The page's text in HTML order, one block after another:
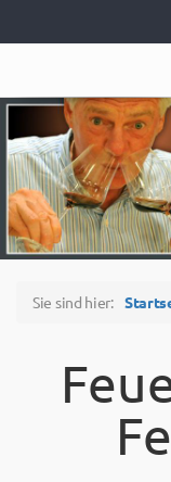
Sie sind hier: